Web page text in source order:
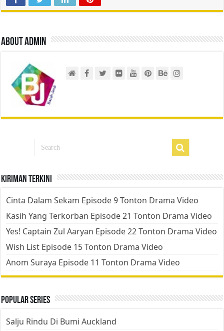
About admin
Kiriman Terkini
Cinta Dalam Sekam Episode 9 Tonton Drama Video
Kasih Yang Terkorban Episode 21 Tonton Drama Video
Yes! Captain Zul Aaryan Episode 22 Tonton Drama Video
Wish List Episode 15 Tonton Drama Video
Anom Suraya Episode 11 Tonton Drama Video
Popular Series
Salju Rindu Di Bumi Auckland